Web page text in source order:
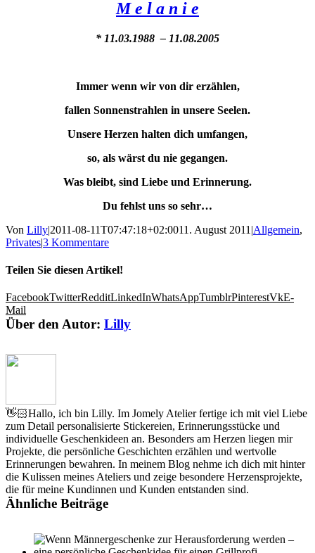
M e l a n i e
* 11.03.1988 – 11.08.2005
Immer wenn wir von dir erzählen,
fallen Sonnenstrahlen in unsere Seelen.
Unsere Herzen halten dich umfangen,
so, als wärst du nie gegangen.
Was bleibt, sind Liebe und Erinnerung.
Du fehlst uns so sehr…
Von Lilly|2011-08-11T07:47:18+02:0011. August 2011 |Allgemein,
Privates|3 Kommentare
Teilen Sie diesen Artikel!
FacebookTwitterRedditLinkedInWhatsAppTumblrPinterestVkE-
Mail
Über den Autor: Lilly
👋🏻Hallo, ich bin Lilly. Im Jomely Atelier fertige ich mit viel Liebe
zum Detail personalisierte Stickereien, Erinnerungsstücke und
individuelle Geschenkideen an. Besonders am Herzen liegen mir
Projekte, die persönliche Geschichten erzählen und wertvolle
Erinnerungen bewahren. In meinem Blog nehme ich dich mit hinter
die Kulissen meines Ateliers und zeige besondere Herzensprojekte,
die für meine Kundinnen und Kunden entstanden sind.
Ähnliche Beiträge